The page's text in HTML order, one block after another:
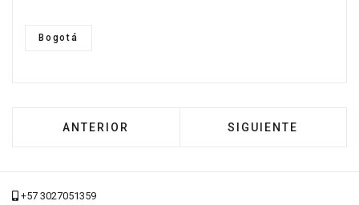
Bogotá
ARTÍCULO ANTERIOR: 73 CAMPESINOS DE
ANTERIOR ARTÍCULO
SIGUIENTE
+57 3027051359